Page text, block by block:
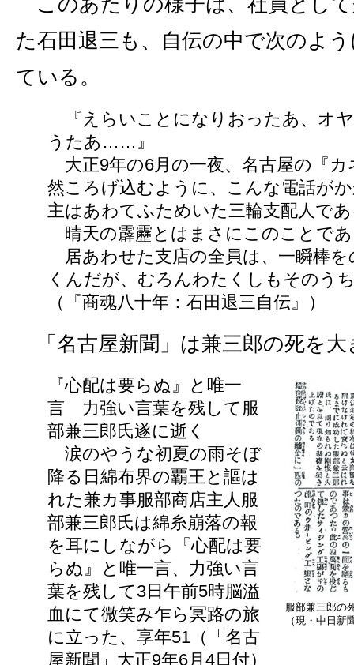
た石田退三も、自伝の中で次のよ
ている。
『えらいことになりおったあ、オ
うたあ……』
大正9年の6月の一夜、名古屋の『カ
然ころげ込むように、こんな電話が
主はあわてふためいた三輪支配人で
晴天の霹靂とはまさにこのことで
居あわせた支店の全員は、一瞬棒
くんだが、むろんわたくしもそのう
（『商魂八十年：石田退三自伝』）
「名古屋新聞」は兼三郎の死を
服部兼三郎の
（現・中日新
『心配は要らぬ』と唯一
言 力強い言葉を残して服
部兼三郎氏遂に逝く
涙のやうな初夏の雨そぼ
降る日綿布界の覇王と謳は
れた兼カ事服部商店主人服
部兼三郎氏は綿糸崩落の報
を耳にしながら『心配は要
らぬ』と唯一言、力強い言
葉を残して3日午前5時脳溢
血にて微笑み乍ら冥路の旅
に立った、享年51（「名古
屋新聞」大正9年6月4日付）